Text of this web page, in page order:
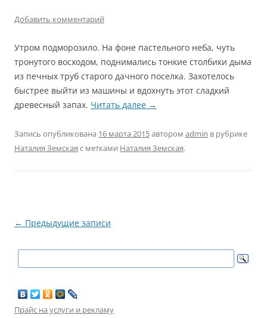
Добавить комментарий
Утром подморозило. На фоне пастельного неба, чуть
тронутого восходом, поднимались тонкие столбики дыма
из печных труб старого дачного поселка. Захотелось
быстрее выйти из машины и вдохнуть этот сладкий
древесный запах. Читать далее →
Запись опубликована 16 марта 2015автором admin в рубрике
Наталия Земская с метками Наталия Земская.
Навигация
← Предыдущие записи
Прайс на услуги и рекламу